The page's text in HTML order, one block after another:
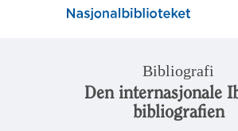
Bibliografi
Den internasjonale
bibliografien